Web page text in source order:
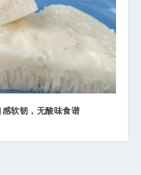
软韧，无酸味食谱